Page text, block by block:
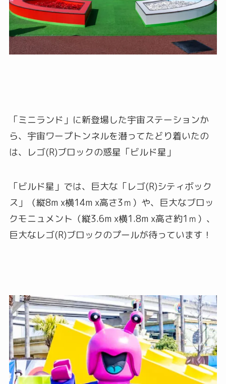
「ミニランド」に新登場した宇宙ステーションか
ら、宇宙ワープトンネルを潜ってたどり着いたの
は、レゴ(R)ブロックの惑星「ビルド星」
「ビルド星」では、巨大な「レゴ(R)シティボック
ス」（縦8m x横14m x高さ3ｍ）や、巨大なブロッ
クモニュメント（縦3.6m x横1.8m x高さ約1ｍ）、
巨大なレゴ(R)ブロックのプールが待っています！